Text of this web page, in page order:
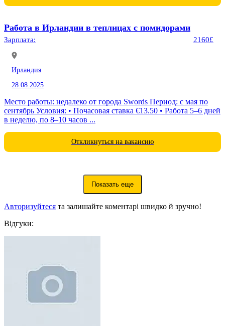
Работа в Ирландии в теплицах с помидорами
Зарплата: 2160£
Ирландия
28.08.2025
Место работы: недалеко от города Swords Период: с мая по
сентябрь Условия: • Почасовая ставка €13.50 • Работа 5–6 дней
в неделю, по 8–10 часов ...
Откликнуться на вакансию
Показать еще
Авторизуйтеся та залишайте коментарі швидко й зручно!
Відгуки: